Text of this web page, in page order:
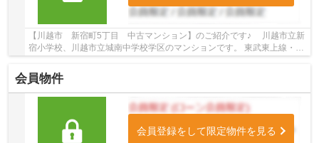
【川越市 新宿町5丁目 中古マンション】のご紹介です♪ 川越市立新
宿小学校、川越市立城南中学校学区のマンションです。 東武東上線・川
越線沿線のマンション♪川越駅徒歩14分のマ...
会員物件
会員登録をして限定物件を見る